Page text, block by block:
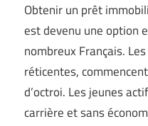
Obtenir un prêt
est devenu une option
nombreux Français.
réticentes,
d’octroi. Les jeunes
carrière et sans